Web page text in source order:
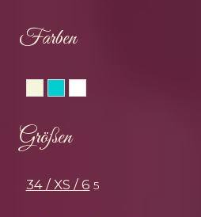
Farben
Größen
34 / XS / 6 5